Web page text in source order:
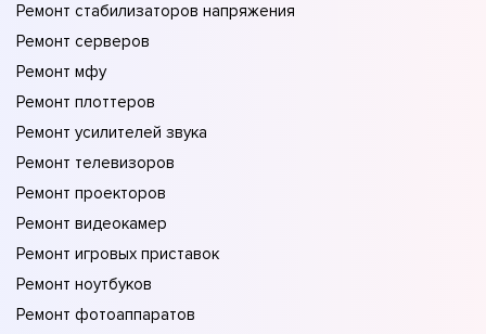
Ремонт стабилизаторов напряжения
Ремонт серверов
Ремонт мфу
Ремонт плоттеров
Ремонт усилителей звука
Ремонт телевизоров
Ремонт проекторов
Ремонт видеокамер
Ремонт игровых приставок
Ремонт ноутбуков
Ремонт фотоаппаратов